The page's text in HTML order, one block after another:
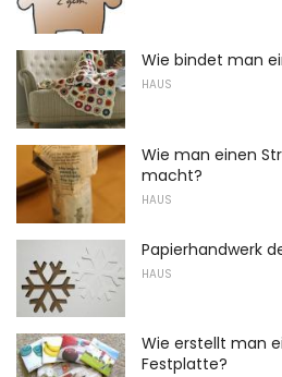
Wie bindet man
HAUS
Wie man einen
macht?
HAUS
Papierhandwerk
HAUS
Wie erstellt man
Festplatte?